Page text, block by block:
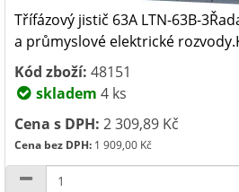
Třífázový jistič 63A LTN-63B-
a průmyslové elektrické
Kód zboží: 48151
skladem 4 ks
Cena s DPH: 2 309,89 Kč
Cena bez DPH: 1 909,00 Kč